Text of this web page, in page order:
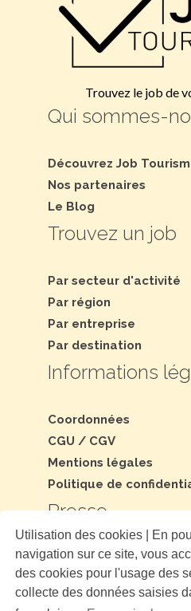
Utilisation des cookies | En
navigation sur ce site, vous
des cookies pour l'usage des
collecte des données saisies
Trouvez le job de
Qui sommes-
Découvrez Job
Nos partenaires
Le Blog
Trouvez un job
Par secteur d'activité
Par région
Par entreprise
Par destination
Informations
Coordonnées
CGU / CGV
Mentions légales
Politique de
Presse
Dossier et
Nous suivre